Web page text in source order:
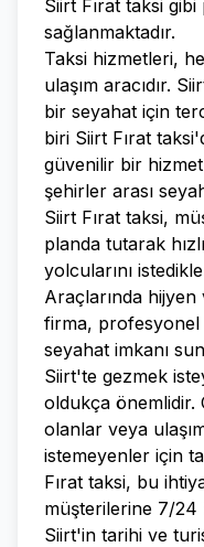
Siirt Fırat taksi
sağlanmaktadır.
Taksi hizmetleri,
ulaşım aracıdır.
bir seyahat için
biri Siirt Fırat
güvenilir bir
şehirler arası
Siirt Fırat taksi,
planda tutarak
yolcularını
Araçlarında
firma,
seyahat imkanı
Siirt'te gezmek
oldukça önemlidir.
olanlar veya
istemeyenler için
Fırat taksi, bu
müşterilerine 7/24
Siirt'in tarihi ve